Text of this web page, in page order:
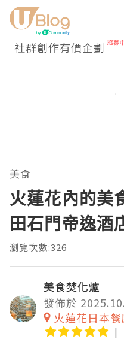
社群創作有價企劃
美食
火蓮花內的美
田石門帝逸酒
瀏覽次數:326
美食焚化爐
發佈於
火蓮花日本餐